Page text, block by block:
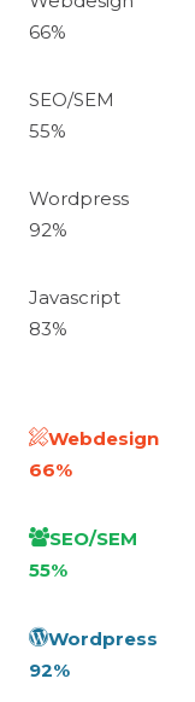
66%
SEO/SEM
55%
Wordpress
92%
Javascript
83%
Webdesign
66%
SEO/SEM
55%
Wordpress
92%